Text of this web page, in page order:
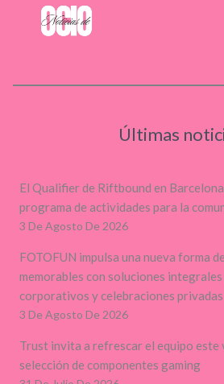
Últimas
El Qualifier de Riftbound en
programa de actividades para la
3 De Agosto De 2026
FOTOFUN impulsa una nueva forma
memorables con soluciones
corporativos y celebraciones privadas
3 De Agosto De 2026
Trust invita a refrescar el equipo este
selección de componentes gaming